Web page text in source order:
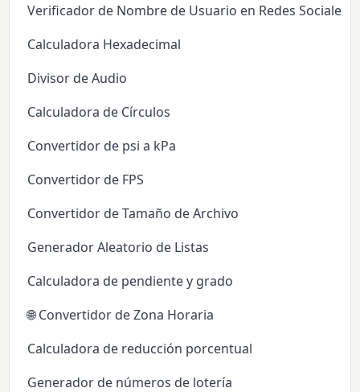
Verificador de Nombre de Usuario en Redes Sociales
Calculadora Hexadecimal
Divisor de Audio
Calculadora de Círculos
Convertidor de psi a kPa
Convertidor de FPS
Convertidor de Tamaño de Archivo
Generador Aleatorio de Listas
Calculadora de pendiente y grado
🌐 Convertidor de Zona Horaria
Calculadora de reducción porcentual
Generador de números de lotería